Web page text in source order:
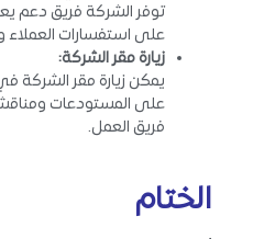
توفر الشركة فريق دعم
على استفسارات العملاء
زيارة مقر الشركة:
يمكن زيارة مقر الشركة
على المستودعات
فريق العمل.
الختام